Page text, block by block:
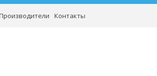
Контакты